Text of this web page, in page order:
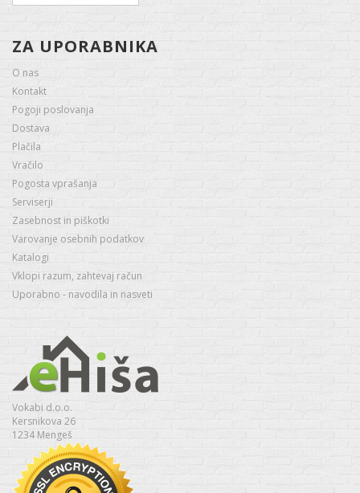
ZA UPORABNIKA
O nas
Kontakt
Pogoji poslovanja
Dostava
Plačila
Vračilo
Pogosta vprašanja
Serviserji
Zasebnost in piškotki
Varovanje osebnih podatkov
Katalogi
Vklopi razum, zahtevaj račun
Uporabno - navodila in nasveti
Vokabi d.o.o.
Kersnikova 26
1234 Mengeš